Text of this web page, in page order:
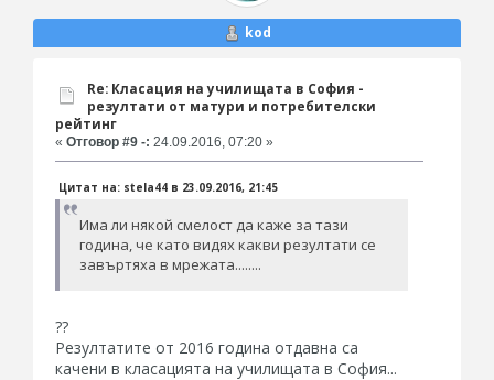
kod
Re: Класация на училищата в София -
резултати от матури и потребителски
рейтинг
« Отговор #9 -: 24.09.2016, 07:20 »
Цитат на: stela44 в 23.09.2016, 21:45
Има ли някой смелост да каже за тази
година, че като видях какви резултати се
завъртяха в мрежата........
??
Резултатите от 2016 година отдавна са
качени в класацията на училищата в София...